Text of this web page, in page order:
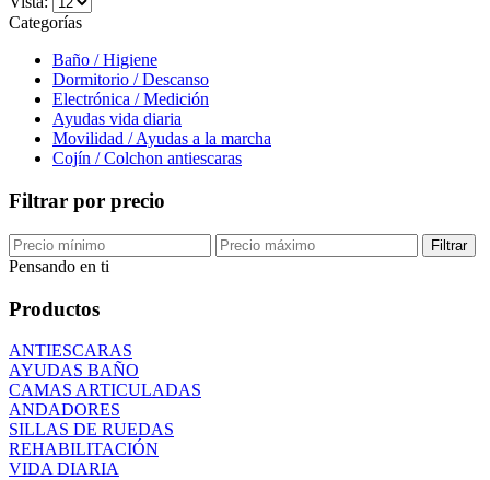
Categorías
Baño / Higiene
Dormitorio / Descanso
Electrónica / Medición
Ayudas vida diaria
Movilidad / Ayudas a la marcha
Cojín / Colchon antiescaras
Filtrar por precio
Filtrar
Pensando en ti
Productos
ANTIESCARAS
AYUDAS BAÑO
CAMAS ARTICULADAS
ANDADORES
SILLAS DE RUEDAS
REHABILITACIÓN
VIDA DIARIA